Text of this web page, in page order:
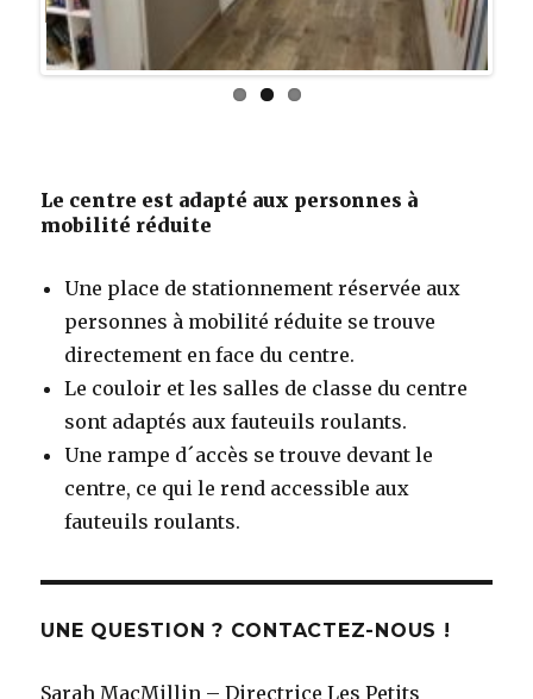
Prev
ious
Next
Le centre est adapté aux personnes à
mobilité réduite
Une place de stationnement réservée aux
personnes à mobilité réduite se trouve
Le couloir et les salles de classe du centre
Une rampe d´accès se trouve devant le